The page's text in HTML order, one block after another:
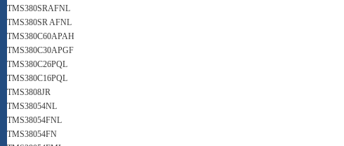
TMS380SRAFNL
TMS380SR AFNL
TMS380C60APAH
TMS380C30APGF
TMS380C26PQL
TMS380C16PQL
TMS3808JR
TMS38054NL
TMS38054FNL
TMS38054FN